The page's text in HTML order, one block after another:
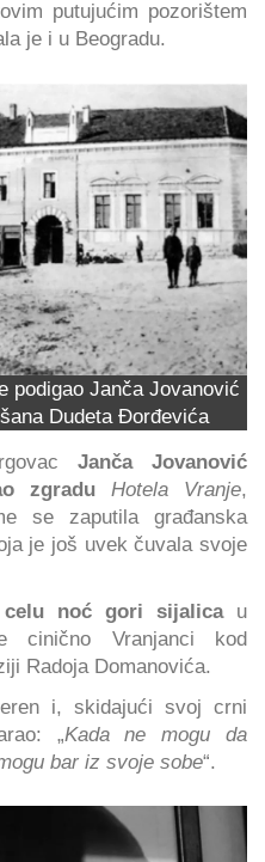
putujućim pozorištem
je i u Beogradu.
podigao Janča Jovanović
Dudeta Đorđevića
Janča Jovanović
zgradu Hotela Vranje,
se zaputila građanska
je još uvek čuvala svoje
celu noć gori sijalicau
cinično Vranjanci kod
Radoja Domanovića.
i, skidajući svoj crni
„Kada ne mogu da
bar iz svoje sobe“.